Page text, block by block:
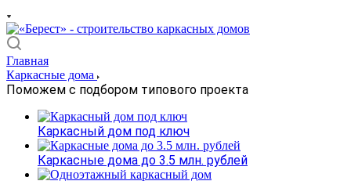
Главная
Каркасные дома
Поможем с подбором типового проекта
Каркасный дом под ключ
Каркасные дома до 3.5 млн. рублей